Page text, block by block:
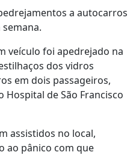
a autocarros
veículo foi apedrejado na
dos vidros
em dois passageiros,
de São Francisco
assistidos no local,
ao pânico com que